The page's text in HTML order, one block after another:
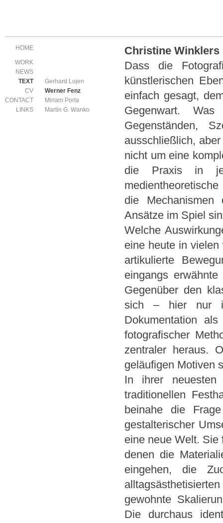
Christine
Dass die
künstlerischen
einfach gesagt,
Gegenwart.
Gegenständen,
ausschließlich,
nicht um eine
die Praxis in
die Mechanismen
Ansätze im Spiel
Welche
eine heute in
artikulierte
eingangs
Gegenüber den
sich – hier nur
Dokumentation
fotografischer
zentraler heraus.
geläufigen Motiven
In ihrer
traditionellen
beinahe die
gestalterischer
eine neue Welt. Sie
denen die
eingehen, die
gewohnte
Die durchaus
HOME
WORK
NEWS
TEXT
Gerhard Lojen
Werner Fenz
Miriam Porta
Martin G. Wanko
CV
CONTACT
LINKS